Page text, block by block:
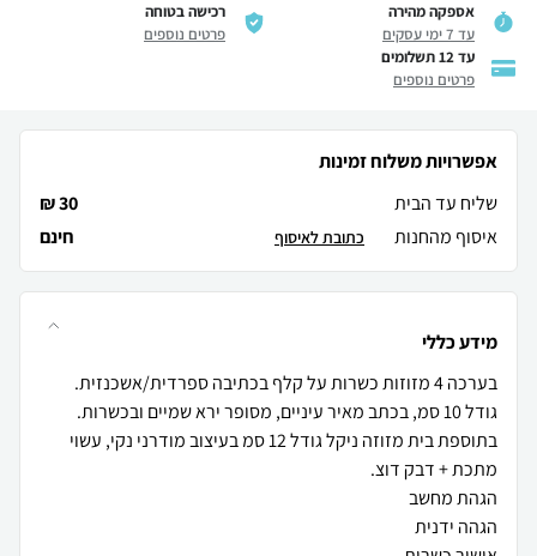
אספקה מהירה
עד 7 ימי עסקים
רכישה בטוחה
פרטים נוספים
עד 12 תשלומים
פרטים נוספים
אפשרויות משלוח זמינות
שליח עד הבית
30 ₪
איסוף מהחנות
חינם כתובת לאיסוף
מידע כללי
בתוספת בית מזוזה ניקל גודל 12 סמ בעיצוב מודרני נקי, עשוי